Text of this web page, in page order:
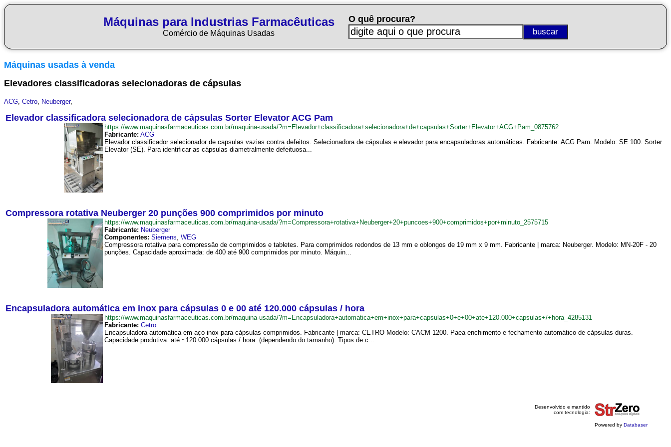
Máquinas para Industrias Farmacêuticas
Comércio de Máquinas Usadas
O quê procura?
Máquinas usadas à venda
Elevadores classificadoras selecionadoras de cápsulas
ACG, Cetro, Neuberger,
Elevador classificadora selecionadora de cápsulas Sorter Elevator ACG Pam
https://www.maquinasfarmaceuticas.com.br/maquina-usada/?m=Elevador+classificadora+selecionadora+de+capsulas+Sorter+Elevator+ACG+Pam_0875762
Fabricante: ACG
Elevador classificador selecionador de capsulas vazias contra defeitos. Selecionadora de cápsulas e elevador para encapsuladoras automáticas. Fabricante: ACG Pam. Modelo: SE 100. Sorter
Elevator (SE). Para identificar as cápsulas diametralmente defeituosa...
Compressora rotativa Neuberger 20 punções 900 comprimidos por minuto
https://www.maquinasfarmaceuticas.com.br/maquina-usada/?m=Compressora+rotativa+Neuberger+20+puncoes+900+comprimidos+por+minuto_2575715
Fabricante: Neuberger
Componentes: Siemens, WEG
Compressora rotativa para compressão de comprimidos e tabletes. Para comprimidos redondos de 13 mm e oblongos de 19 mm x 9 mm. Fabricante | marca: Neuberger. Modelo: MN-20F - 20
punções. Capacidade aproximada: de 400 até 900 comprimidos por minuto. Máquin...
Encapsuladora automática em inox para cápsulas 0 e 00 até 120.000 cápsulas / hora
https://www.maquinasfarmaceuticas.com.br/maquina-usada/?m=Encapsuladora+automatica+em+inox+para+capsulas+0+e+00+ate+120.000+capsulas+/+hora_4285131
Fabricante: Cetro
Encapsuladora automática em aço inox para cápsulas comprimidos. Fabricante | marca: CETRO Modelo: CACM 1200. Paea enchimento e fechamento automático de cápsulas duras.
Capacidade produtiva: até ~120.000 cápsulas / hora. (dependendo do tamanho). Tipos de c...
Desenvolvido e mantido
com tecnologia:
Powered by Databaser